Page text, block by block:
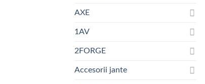
AXE
1AV
2FORGE
Accesorii jante